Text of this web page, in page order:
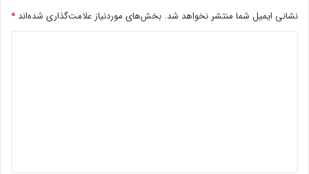
نشانی ایمیل شما منتشر نخواهد شد. بخش‌های موردنیاز علامت‌گذاری شده‌اند *